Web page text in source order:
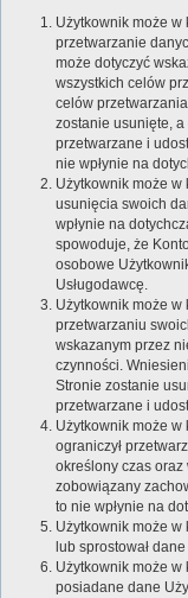
Użytkownik może
przetwarzanie
może dotyczyć
wszystkich celów
celów
zostanie usunięte,
przetwarzane i
nie wpłynie na
Użytkownik może
usunięcia swoich
wpłynie na
spowoduje, że
osobowe
Usługodawcę.
Użytkownik może
przetwarzaniu
wskazanym przez
czynności.
Stronie zostanie
przetwarzane i
Użytkownik może w
ograniczył
określony czas oraz
zobowiązany
to nie wpłynie na
Użytkownik może w
lub sprostował
Użytkownik może w
posiadane dane